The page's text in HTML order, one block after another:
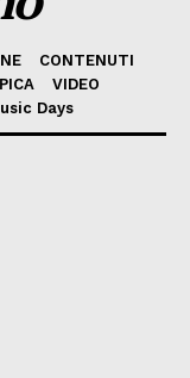
CONTENUTI
VIDEO
Days